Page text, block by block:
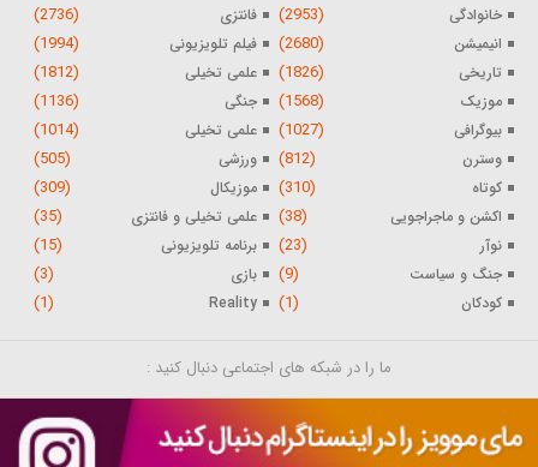
خانوادگی (2953) فانتزی (2736)
انیمیشن (2680) فیلم تلویزیونی (1994)
تاریخی (1826) علمی تخیلی (1812)
موزیک (1568) جنگی (1136)
بیوگرافی (1027) علمی تخیلی (1014)
وسترن (812) ورزشی (505)
کوتاه (310) موزیکال (309)
اکشن و ماجراجویی (38) علمی تخیلی و فانتزی (35)
نوآر (23) برنامه تلویزیونی (15)
جنگ و سیاست (9) بازی (3)
کودکان (1)
Reality
(1)
ما را در شبکه های اجتماعی دنبال کنید :